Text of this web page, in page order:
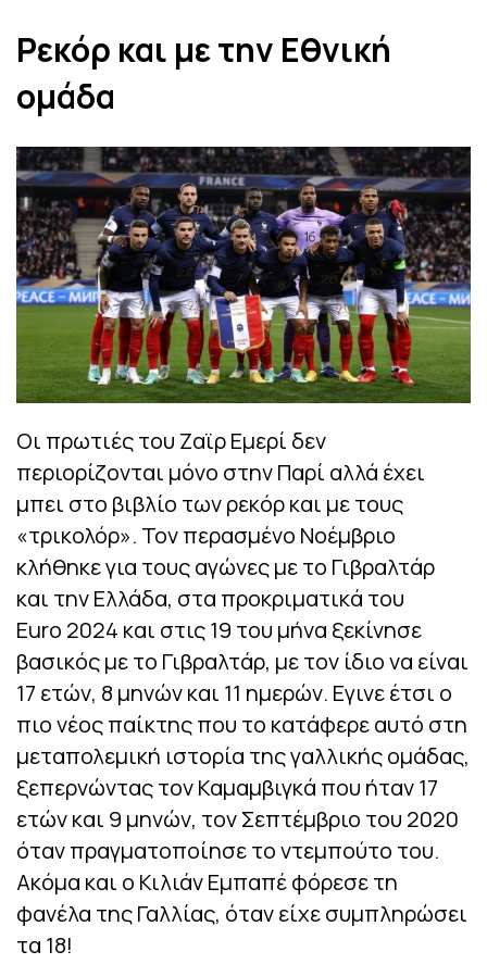
Ρεκόρ και με την Εθνική
ομάδα
Οι πρωτιές του Ζαϊρ Εμερί δεν
περιορίζονται μόνο στην Παρί αλλά έχει
μπει στο βιβλίο των ρεκόρ και με τους
«τρικολόρ». Toν περασμένο Νοέμβριο
κλήθηκε για τους αγώνες με το Γιβραλτάρ
και την Ελλάδα, στα προκριματικά του
Euro 2024 και στις 19 του μήνα ξεκίνησε
βασικός με το Γιβραλτάρ, με τον ίδιο να είναι
17 ετών, 8 μηνών και 11 ημερών. Εγινε έτσι ο
πιο νέος παίκτης που το κατάφερε αυτό στη
μεταπολεμική ιστορία της γαλλικής ομάδας,
ξεπερνώντας τον Καμαμβιγκά που ήταν 17
ετών και 9 μηνών, τον Σεπτέμβριο του 2020
όταν πραγματοποίησε το ντεμπούτο του.
Ακόμα και ο Κιλιάν Εμπαπέ φόρεσε τη
φανέλα της Γαλλίας, όταν είχε συμπληρώσει
τα 18!